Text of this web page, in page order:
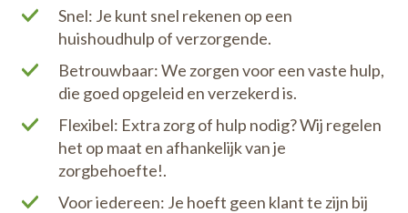
Snel: Je kunt snel rekenen op een
huishoudhulp of verzorgende.
Betrouwbaar: We zorgen voor een vaste hulp,
die goed opgeleid en verzekerd is.
Flexibel: Extra zorg of hulp nodig? Wij regelen
het op maat en afhankelijk van je
zorgbehoefte!.
Voor iedereen: Je hoeft geen klant te zijn bij